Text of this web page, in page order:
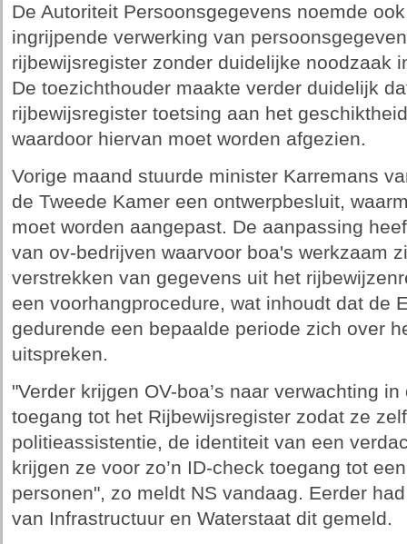
De Autoriteit Persoonsgegevens noemde
ingrijpende verwerking van
rijbewijsregister zonder duidelijke noodzaak
De toezichthouder maakte verder duidelijk
rijbewijsregister toetsing aan het
waardoor hiervan moet worden afgezien.
Vorige maand stuurde minister Karremans
de Tweede Kamer een ontwerpbesluit,
moet worden aangepast. De aanpassing
van ov-bedrijven waarvoor boa's werkzaam
verstrekken van gegevens uit het
een voorhangprocedure, wat inhoudt dat de
gedurende een bepaalde periode zich over
uitspreken.
"Verder krijgen OV-boa’s naar verwachting
toegang tot het Rijbewijsregister zodat ze
politieassistentie, de identiteit van een
krijgen ze voor zo’n ID-check toegang tot
personen", zo meldt NS vandaag. Eerder
van Infrastructuur en Waterstaat dit gemeld.